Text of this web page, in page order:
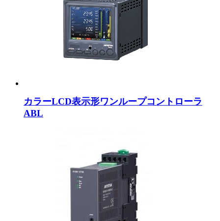
カラーLCD表示形ワンループコントローラ
ABL